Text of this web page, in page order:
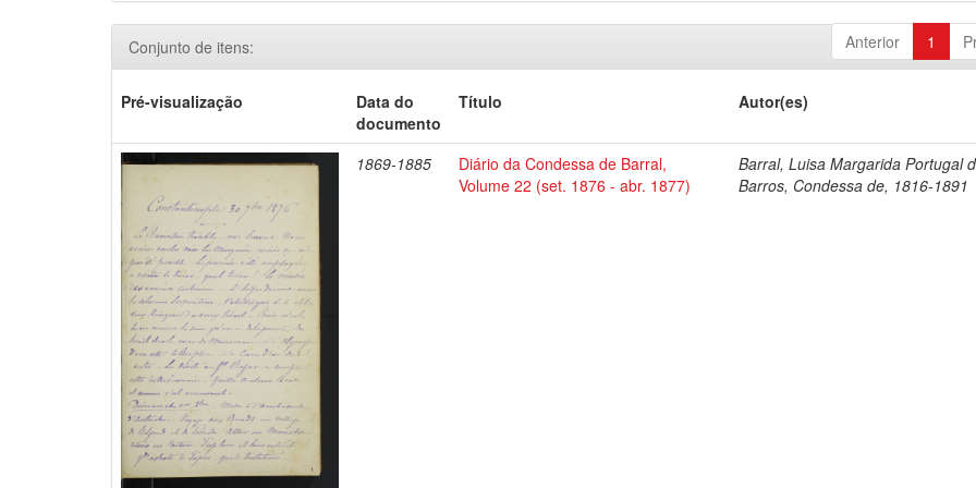
Anterior 1
Conjunto de itens:
Pré-visualização
Data do
documento
Título Autor(es)
1869-1885
Diário da Condessa de Barral,
Volume 22 (set. 1876 - abr. 1877)
Barral, Luisa Margarida Portugal
Barros, Condessa de, 1816-1891